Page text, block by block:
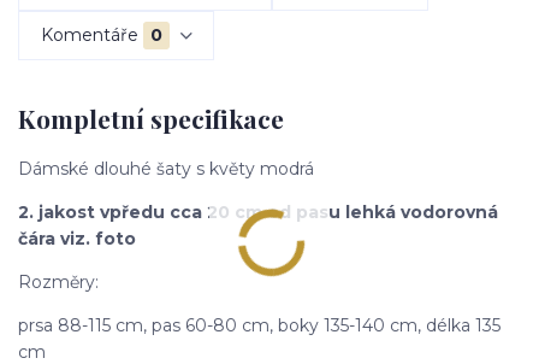
Komentáře 0
Kompletní specifikace
Dámské dlouhé šaty s květy modrá
2. jakost vpředu cca 20 cm od pasu lehká vodorovná
čára viz. foto
Rozměry:
prsa 88-115 cm, pas 60-80 cm, boky 135-140 cm, délka 135
cm